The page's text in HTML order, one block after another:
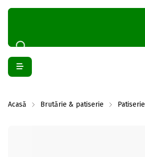
Acasă Brutărie & patiserie Patiserie